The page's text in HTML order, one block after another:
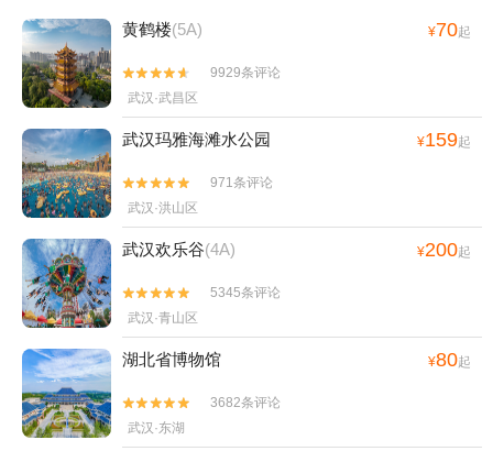
黄鹤楼(5A) ¥70起


9929条评论
武汉·武昌区
武汉玛雅海滩水公园 ¥159起


971条评论
武汉·洪山区
武汉欢乐谷(4A) ¥200起


5345条评论
武汉·青山区
湖北省博物馆 ¥80起


3682条评论
武汉·东湖